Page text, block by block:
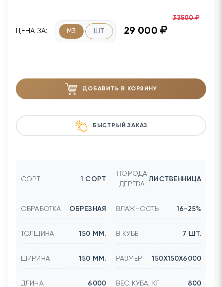
ЦЕНА ЗА: М3 ШТ 29 000
33500
ДОБАВИТЬ В КОРЗИНУ
БЫСТРЫЙ ЗАКАЗ
СОРТ 1 СОРТ
ПОРОДА
ДЕРЕВА
ЛИСТВЕННИЦА
ОБРАБОТКА ОБРЕЗНАЯ ВЛАЖНОСТЬ 16-25%
ТОЛЩИНА 150 ММ. В КУБЕ 7 ШТ.
ШИРИНА 150 ММ. РАЗМЕР 150Х150Х6000
ДЛИНА 6000 ВЕС КУБА, КГ 800